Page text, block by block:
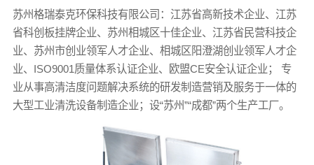
苏州格瑞泰克环保科技有限公司：江苏省高新技术企业、江苏
省科创板挂牌企业、苏州相城区十佳企业、江苏省民营科技企
业、苏州市创业领军人才企业、相城区阳澄湖创业领军人才企
业、ISO9001质量体系认证企业、欧盟CE安全认证企业； 专
业从事高清洁度问题解决系统的研发制造营销及服务于一体的
大型工业清洗设备制造企业；设“苏州”“成都”两个生产工厂。